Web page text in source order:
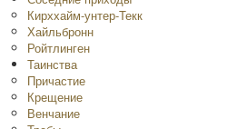
Кирххайм-унтер-Текк
Хайльбронн
Ройтлинген
Таинства
Причастие
Крещение
Венчание